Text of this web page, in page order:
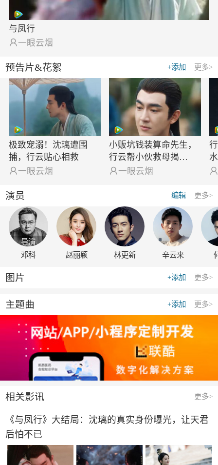
与凤行
 一眼云烟
更多>
+添加
预告片&花絮
极致宠溺！沈璃遭围
捕，行云贴心相救
 一眼云烟
小贩坑钱装算命先生，
行云帮小伙救母揭…
 一眼云烟
更多>
编辑
演员
导演
邓科
赵丽颖 林更新 辛云来
更多>
+添加
图片
更多>
+添加
主题曲
更多>
相关影讯
《与凤行》大结局：沈璃的真实身份曝光，让天君
后怕不已